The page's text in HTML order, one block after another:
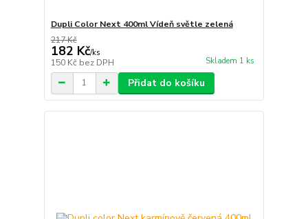
Dupli Color Next 400ml Vídeň světle zelená
217 Kč
182 Kč/ks
150 Kč bez DPH Skladem 1 ks
Přidat do košíku